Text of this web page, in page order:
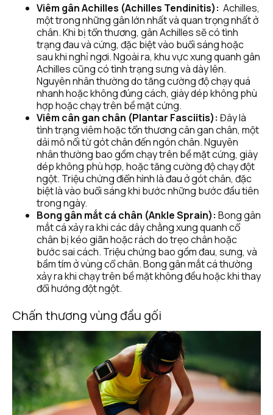
Viêm gân Achilles (Achilles Tendinitis): Achilles,
một trong những gân lớn nhất và quan trọng nhất ở
chân. Khi bị tổn thương, gân Achilles sẽ có tình
trạng đau và cứng, đặc biệt vào buổi sáng hoặc
sau khi nghỉ ngơi. Ngoài ra, khu vực xung quanh gân
Achilles cũng có tình trạng sưng và dày lên.
Nguyên nhân thường do tăng cường độ chạy quá
nhanh hoặc không đúng cách, giày dép không phù
hợp hoặc chạy trên bề mặt cứng.
Viêm cân gan chân (Plantar Fasciitis): Đây là
tình trạng viêm hoặc tổn thương cân gan chân, một
dải mô nối từ gót chân đến ngón chân. Nguyên
nhân thường bao gồm chạy trên bề mặt cứng, giày
dép không phù hợp, hoặc tăng cường độ chạy đột
ngột. Triệu chứng điển hình là đau ở gót chân, đặc
biệt là vào buổi sáng khi bước những bước đầu tiên
trong ngày.
Bong gân mắt cá chân (Ankle Sprain): Bong gân
mắt cá xảy ra khi các dây chằng xung quanh cổ
chân bị kéo giãn hoặc rách do trẹo chân hoặc
bước sai cách. Triệu chứng bao gồm đau, sưng, và
bầm tím ở vùng cổ chân. Bong gân mắt cá thường
xảy ra khi chạy trên bề mặt không đều hoặc khi thay
đổi hướng đột ngột.
Chấn thương vùng đầu gối